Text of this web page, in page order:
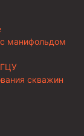
с манифольдом
скважин